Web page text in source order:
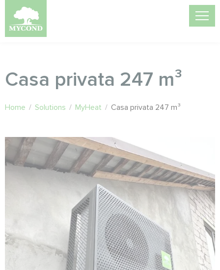
Casa privata 247 m³
Home / Solutions / MyHeat / Casa privata 247 m³